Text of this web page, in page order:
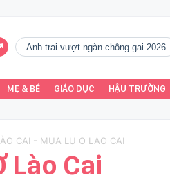
Anh trai vượt ngàn chông gai 2026
MẸ & BÉ GIÁO DỤC HẬU TRƯỜNG
CAI - MUA LU O LAO CAI
Lào Cai